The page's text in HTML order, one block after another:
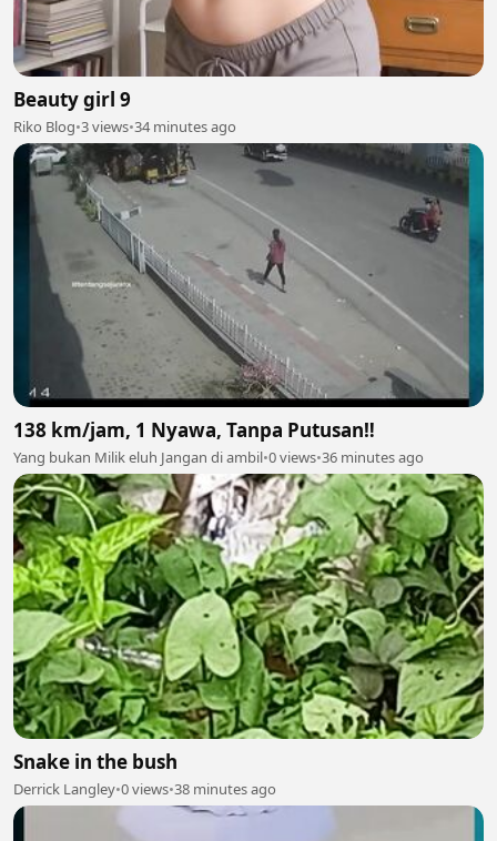
Beauty girl 9
Riko Blog•3 views•34 minutes ago
138 km/jam, 1 Nyawa, Tanpa Putusan‼️
Yang bukan Milik eluh Jangan di ambil•0 views•36 minutes ago
Snake in the bush
Derrick Langley•0 views•38 minutes ago